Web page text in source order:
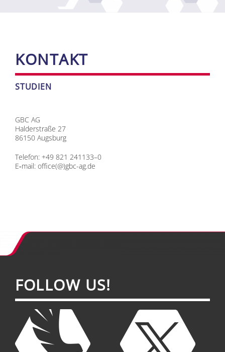
KON­TAKT
STU­DI­EN
GBC AG
Hal­der­stra­ße 27
86150 Augs­burg
Te­le­fon: +49 821 241133–0
E‑mail: office(@)gbc-ag.de
FOL­LOW US!